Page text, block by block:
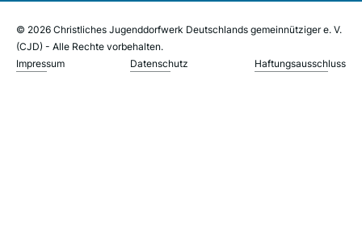
© 2026 Christliches Jugenddorfwerk Deutschlands gemeinnütziger e. V.
(CJD) - Alle Rechte vorbehalten.
Impressum
Datenschutz Haftungsausschluss